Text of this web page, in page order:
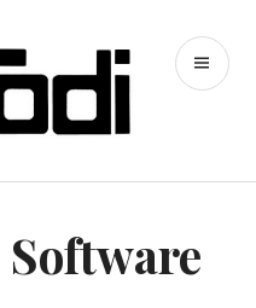
hoTodi
Software